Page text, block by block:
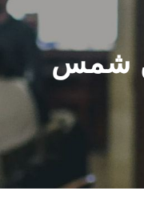
شمس